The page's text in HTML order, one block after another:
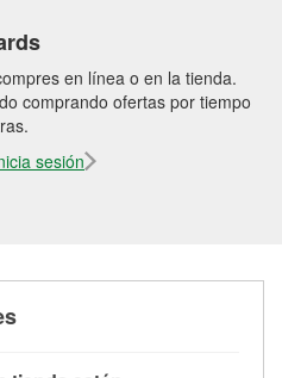
en línea o en la tienda.
comprando ofertas por tiempo
sesión